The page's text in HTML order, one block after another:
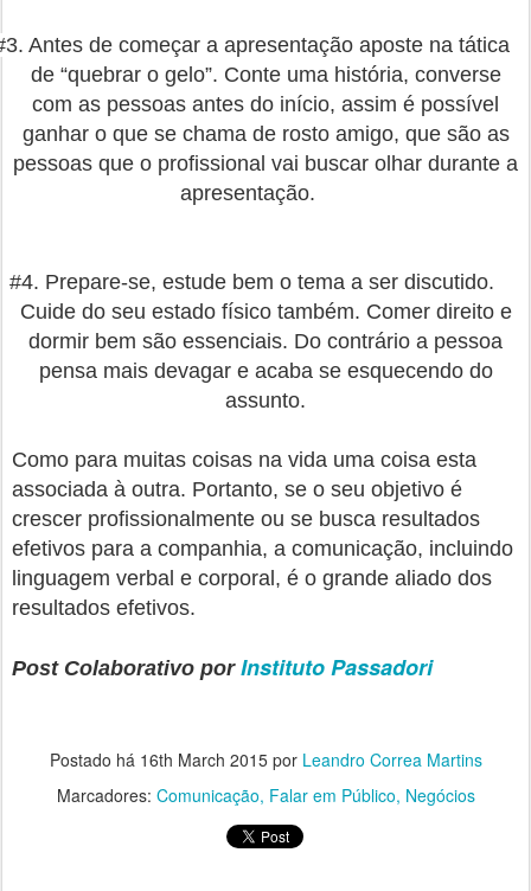
Antes de começar a apresentação aposte na tática
de “quebrar o gelo”. Conte uma história, converse
com as pessoas antes do início, assim é possível
ganhar o que se chama de rosto amigo, que são as
pessoas que o profissional vai buscar olhar durante a
apresentação.
#4. Prepare-se, estude bem o tema a ser discutido.
Cuide do seu estado físico também. Comer direito e
dormir bem são essenciais. Do contrário a pessoa
pensa mais devagar e acaba se esquecendo do
assunto.
Como para muitas coisas na vida uma coisa esta
associada à outra. Portanto, se o seu objetivo é
crescer profissionalmente ou se busca resultados
efetivos para a companhia, a comunicação, incluindo
linguagem verbal e corporal, é o grande aliado dos
resultados efetivos.
Post Colaborativo por Instituto Passadori
Postado há 16th March 2015por Leandro Correa Martins
Marcadores: Comunicação Falar em Público Negócios